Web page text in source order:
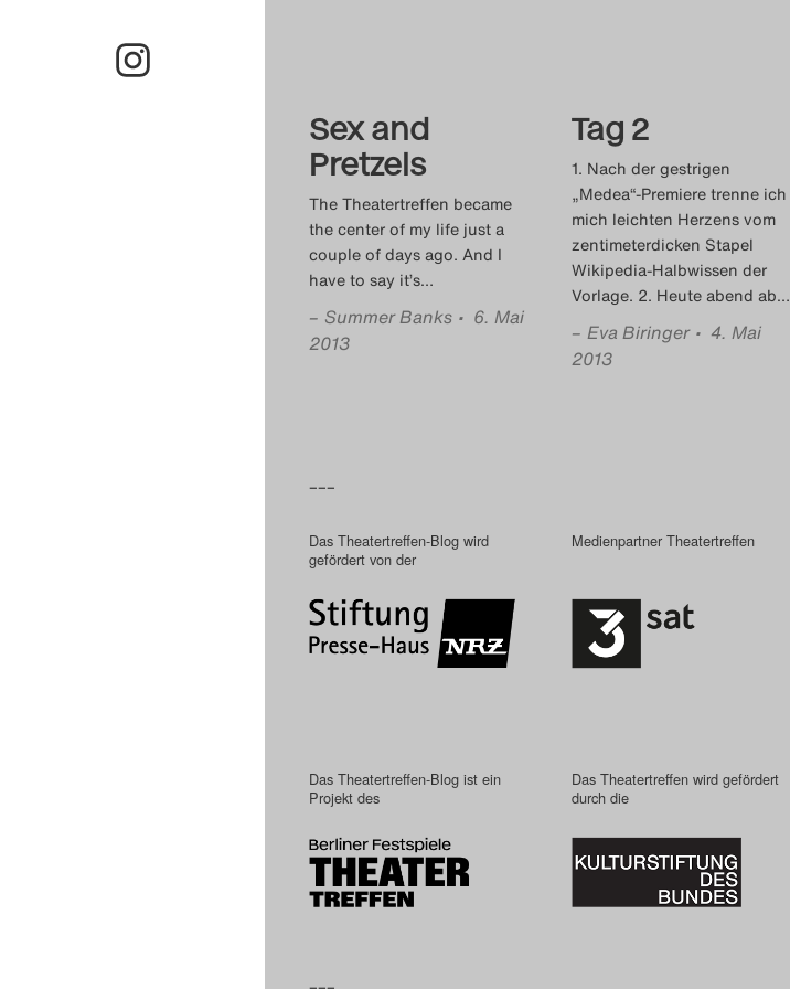
Sex and
Pretzels
The Theatertreffen became
the center of my life just a
couple of days ago. And I
have to say it’s…
– Summer Banks • 6. Mai
2013
Tag 2
1. Nach der gestrigen
„Medea“-Premiere trenne ich
mich leichten Herzens vom
zentimeterdicken Stapel
Wikipedia-Halbwissen der
Vorlage. 2. Heute abend ab…
– Eva Biringer • 4. Mai
2013
–––
Das Theatertreffen-Blog wird
gefördert von der
Medienpartner Theatertreffen
Das Theatertreffen-Blog ist ein
Projekt des
Das Theatertreffen wird gefördert
durch die